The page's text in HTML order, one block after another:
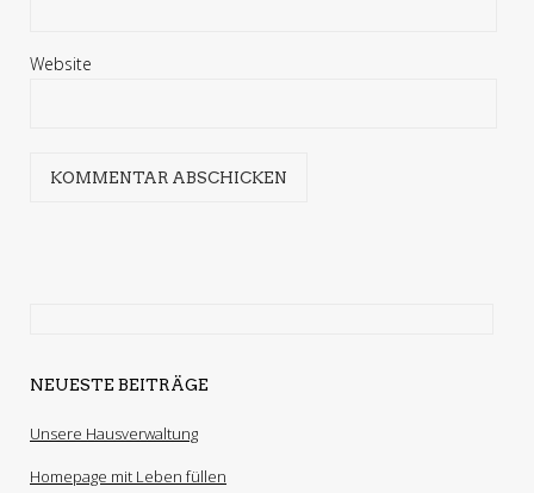
Website
NEUESTE BEITRÄGE
Unsere Hausverwaltung
Homepage mit Leben füllen